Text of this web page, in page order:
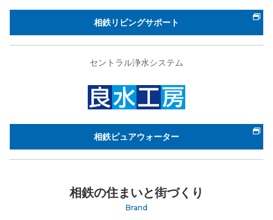
相鉄リビングサポート
セントラル浄水システム
相鉄ピュアウォーター
相鉄の住まいと街づくり
Brand